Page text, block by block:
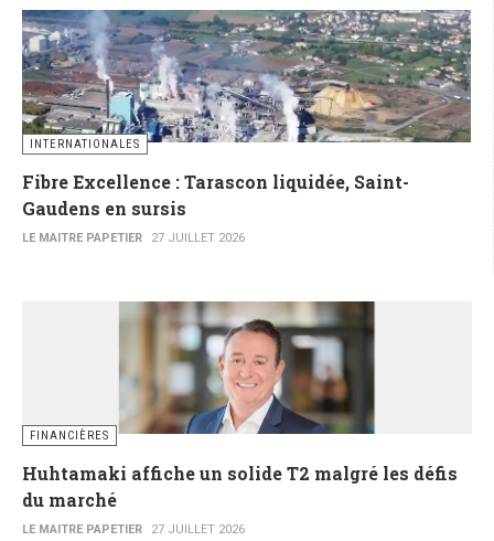
INTERNATIONALES
Fibre Excellence : Tarascon liquidée, Saint-
Gaudens en sursis
LE MAITRE PAPETIER 27 JUILLET 2026
FINANCIÈRES
Huhtamaki affiche un solide T2 malgré les défis
du marché
LE MAITRE PAPETIER 27 JUILLET 2026